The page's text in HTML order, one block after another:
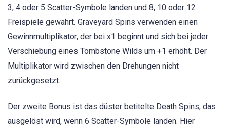
3, 4 oder 5 Scatter-Symbole landen und 8, 10 oder 12
Freispiele gewährt. Graveyard Spins verwenden einen
Gewinnmultiplikator, der bei x1 beginnt und sich bei jeder
Verschiebung eines Tombstone Wilds um +1 erhöht. Der
Multiplikator wird zwischen den Drehungen nicht
zurückgesetzt.
Der zweite Bonus ist das düster betitelte Death Spins, das
ausgelöst wird, wenn 6 Scatter-Symbole landen. Hier